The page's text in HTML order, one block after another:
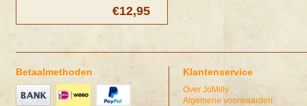
€12,95
Betaalmethoden Klantenservice
Over JoMilly
Algemene voorwaarden